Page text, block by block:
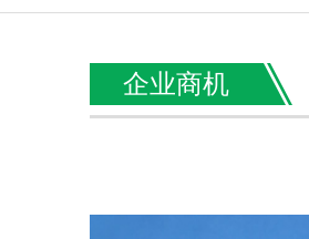
企业商机